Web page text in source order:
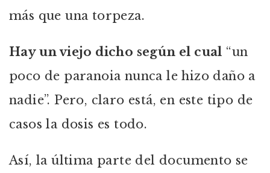
más que una torpeza.
Hayun viejo dicho según el cual “un
poco de paranoia nunca le hizo daño a
nadie”. Pero, claro está, en este tipo de
casos la dosis es todo.
Así, la última parte del documento se